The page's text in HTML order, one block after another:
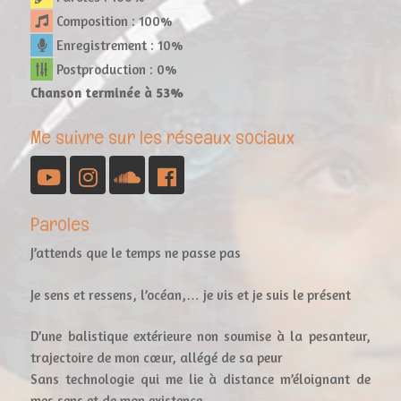
Composition : 100%
Enregistrement : 10%
Postproduction : 0%
Chanson terminée à 53%
Me suivre sur les réseaux sociaux
YouTubeInstagramSoundcloud
Facebook
Paroles
J’attends que le temps ne passe pas
Je sens et ressens, l’océan,… je vis et je suis le présent
D’une balistique extérieure non soumise à la pesanteur,
trajectoire de mon cœur, allégé de sa peur
Sans technologie qui me lie à distance m’éloignant de